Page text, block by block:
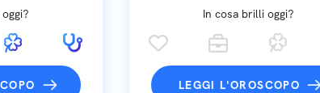
In cosa brilli oggi?
LEGGI L'OROSCOPO